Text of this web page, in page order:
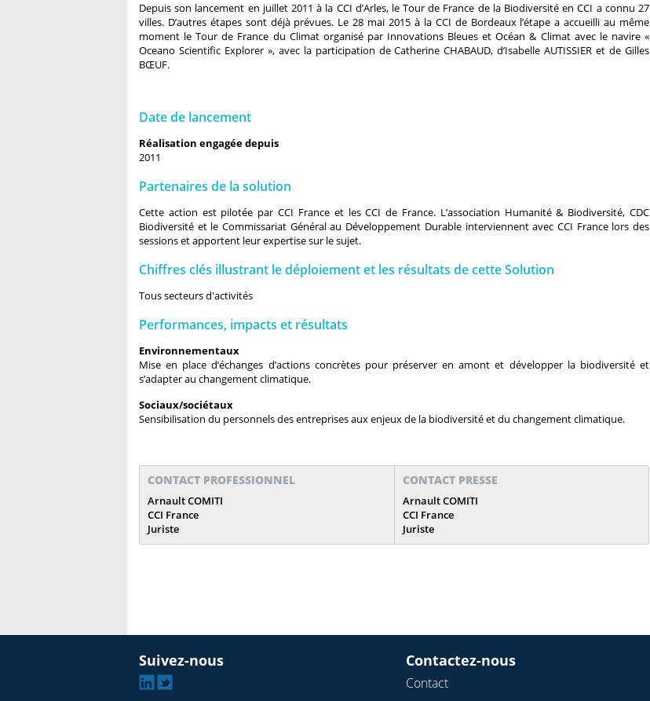
Depuis son lancement en juillet 2011 à la CCI d’Arles, le Tour de France de la Biodiversité en CCI a connu 27
villes. D’autres étapes sont déjà prévues. Le 28 mai 2015 à la CCI de Bordeaux l’étape a accueilli au même
moment le Tour de France du Climat organisé par Innovations Bleues et Océan & Climat avec le navire «
Oceano Scientific Explorer », avec la participation de Catherine CHABAUD, d’Isabelle AUTISSIER et de Gilles
BŒUF.
Date de lancement
Réalisation engagée depuis
2011
Partenaires de la solution
Cette action est pilotée par CCI France et les CCI de France. L’association Humanité & Biodiversité, CDC
Biodiversité et le Commissariat Général au Développement Durable interviennent avec CCI France lors des
sessions et apportent leur expertise sur le sujet.
Chiffres clés illustrant le déploiement et les résultats de cette Solution
Tous secteurs d'activités
Performances, impacts et résultats
Environnementaux
Mise en place d’échanges d’actions concrètes pour préserver en amont et développer la biodiversité et
s’adapter au changement climatique.
Sociaux/sociétaux
Sensibilisation du personnels des entreprises aux enjeux de la biodiversité et du changement climatique.
CONTACT PROFESSIONNEL
Arnault COMITI
CCI France
Juriste
CONTACT PRESSE
Arnault COMITI
CCI France
Juriste
Suivez-nous
Linkedin
Contactez-nous
Contact